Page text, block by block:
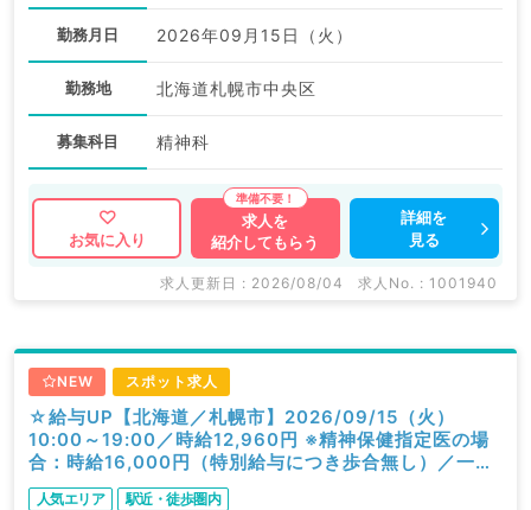
勤務月日 2026年09月15日（火）
勤務地 北海道札幌市中央区
募集科目 精神科
お気に入り
求人を
紹介してもらう
詳細を
見る
求人更新日 : 2026/08/04 求人No. : 1001940
NEW スポット求人
☆給与UP【北海道／札幌市】2026/09/15（火）
10:00～19:00／時給12,960円 ※精神保健指定医の場
合：時給16,000円（特別給与につき歩合無し）／一般
外来／精神科
人気エリア 駅近・徒歩圏内